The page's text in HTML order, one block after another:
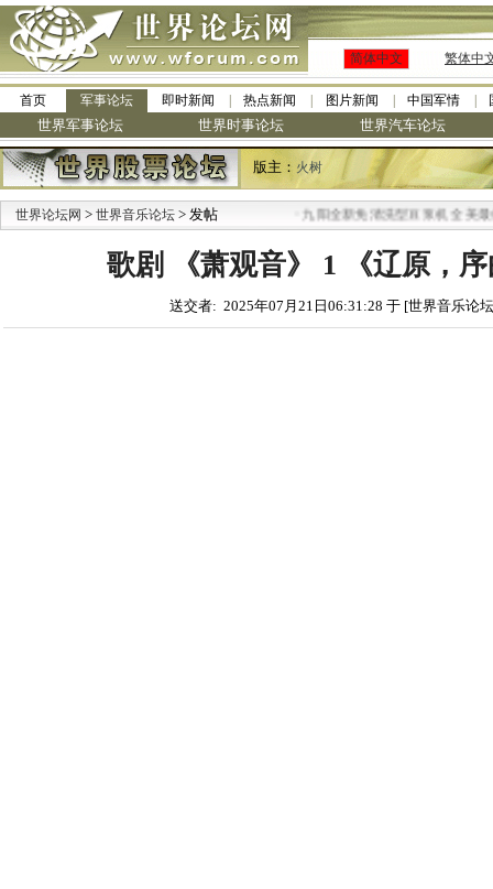
简体中文 繁体中
首页 军事论坛 即时新闻 热点新闻 图片新闻 中国军情
世界军事论坛 世界时事论坛 世界汽车论坛
版主： 火树
世界论坛网 > 世界音乐论坛 > 发帖 九阳全新免清洗型豆浆机 全美最低
歌剧 《萧观音》 1 《辽原，序
送交者: 2025年07月21日06:31:28 于 [世界音乐论